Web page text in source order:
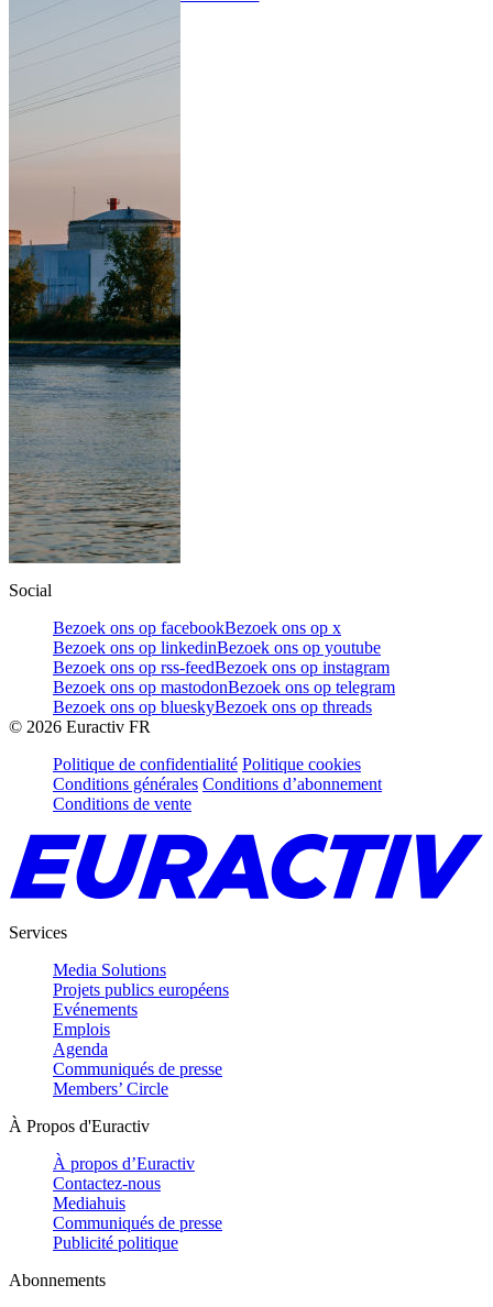
Social
Bezoek ons op facebookBezoek ons op x
Bezoek ons op linkedinBezoek ons op youtube
Bezoek ons op rss-feedBezoek ons op instagram
Bezoek ons op mastodonBezoek ons op telegram
Bezoek ons op blueskyBezoek ons op threads
© 2026 Euractiv FR
Politique de confidentialité Politique cookies
Conditions générales Conditions d’abonnement
Conditions de vente
Services
Media Solutions
Projets publics européens
Evénements
Emplois
Agenda
Communiqués de presse
Members’ Circle
À Propos d'Euractiv
À propos d’Euractiv
Contactez-nous
Mediahuis
Communiqués de presse
Publicité politique
Abonnements